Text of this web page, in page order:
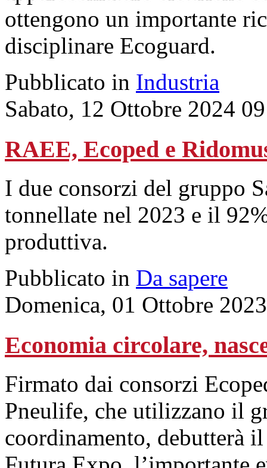
ottengono un importante
disciplinare Ecoguard.
Pubblicato in Industria
Sabato, 12 Ottobre 2024
RAEE, Ecoped e
I due consorzi del gruppo
tonnellate nel 2023 e il
produttiva.
Pubblicato in Da sapere
Domenica, 01 Ottobre
Economia circolare,
Firmato dai consorzi
Pneulife, che utilizzano il
coordinamento, debutterà